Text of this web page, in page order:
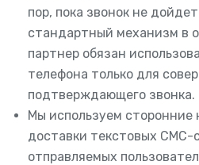
пор, пока звонок не
стандартный механизм в
партнер обязан
телефона только для
подтверждающего звонка.
Мы используем сторонние
доставки текстовых СМС-
отправляемых